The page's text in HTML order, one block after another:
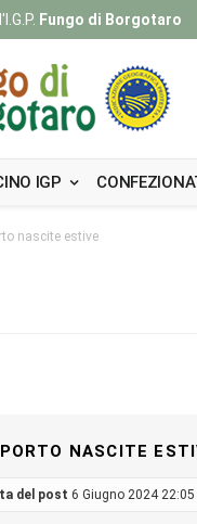
Fungo di Borgotaro
IGP
nascite estive
NASCITE
del post 6 Giugno 2024 22:05 |